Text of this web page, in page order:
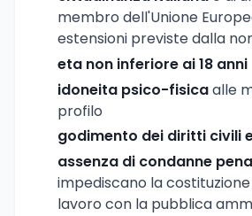
membro dell'Unione
estensioni previste dalla
eta non inferiore ai 18 anni
idoneita psico-fisicaalle
profilo
godimento dei diritti civili
assenza di condanne
impediscano la
lavoro con la pubblica